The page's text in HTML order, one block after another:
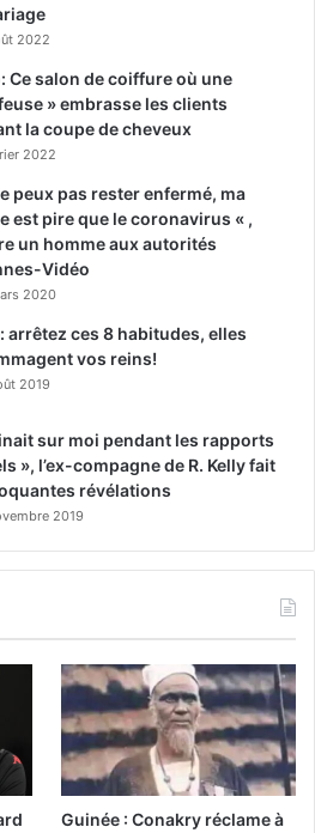
2022
Ce salon de coiffure où une
» embrasse les clients
la coupe de cheveux
2022
peux pas rester enfermé, ma
est pire que le coronavirus « ,
un homme aux autorités
Vidéo
2020
arrêtez ces 8 habitudes, elles
vos reins!
2019
sur moi pendant les rapports
», l’ex-compagne de R. Kelly fait
révélations
2019
Guinée : Conakry réclame à